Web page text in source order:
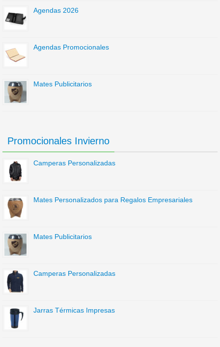
Agendas 2026
Agendas Promocionales
Mates Publicitarios
Promocionales Invierno
Camperas Personalizadas
Mates Personalizados para Regalos Empresariales
Mates Publicitarios
Camperas Personalizadas
Jarras Térmicas Impresas